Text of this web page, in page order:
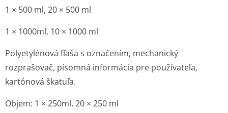
1 × 500 ml, 20 × 500 ml
1 × 1000ml, 10 × 1000 ml
Polyetylénová fľaša s označením, mechanický
rozprašovač, písomná informácia pre používateľa,
kartónová škatuľa.
Objem: 1 × 250ml, 20 × 250 ml